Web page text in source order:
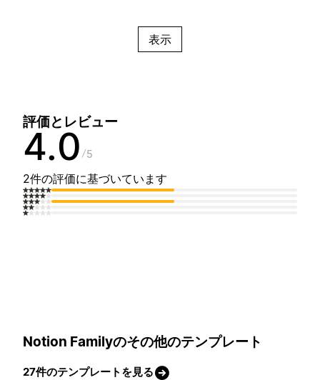
表示
評価とレビュー
4.0 5
2件の評価に基づいています
Notion Familyのその他のテンプレート
27件のテンプレートを見る